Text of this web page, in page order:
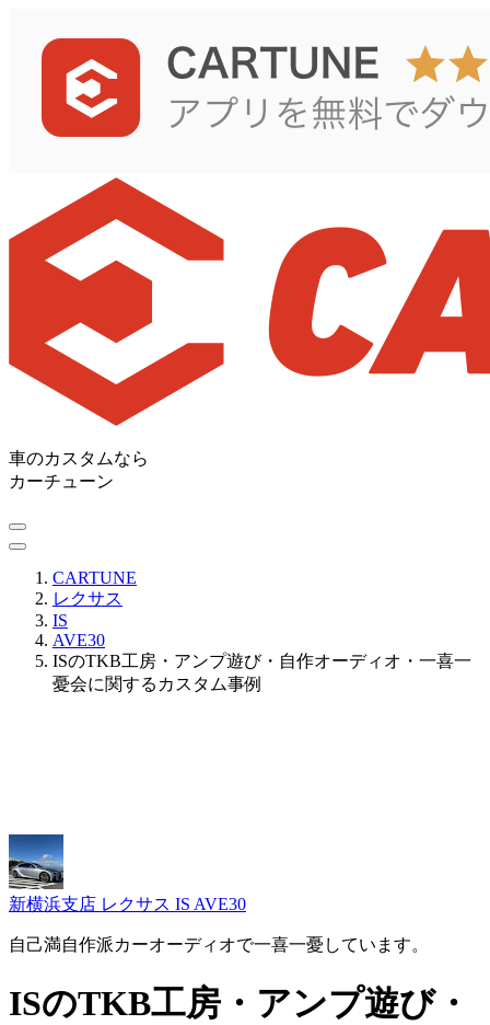
車のカスタムなら
カーチューン
CARTUNE
レクサス
IS
AVE30
ISのTKB工房・アンプ遊び・自作オーディオ・一喜一
憂会に関するカスタム事例
新横浜支店 レクサス IS AVE30
自己満自作派カーオーディオで一喜一憂しています。
ISのTKB工房・アンプ遊び・